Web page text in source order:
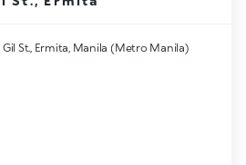
St., Ermita, Manila (Metro Manila)